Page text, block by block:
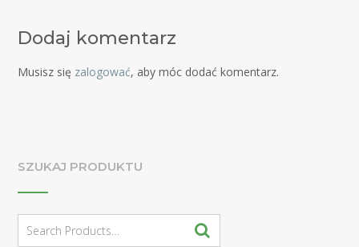
Dodaj komentarz
Musisz się zalogować, aby móc dodać komentarz.
SZUKAJ PRODUKTU
for: